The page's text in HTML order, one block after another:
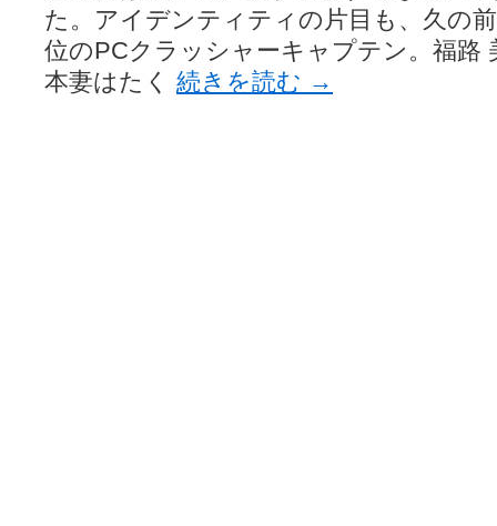
た。アイデンティティの片目も、久の
位のPCクラッシャーキャプテン。福路
本妻はたく 続きを読む →